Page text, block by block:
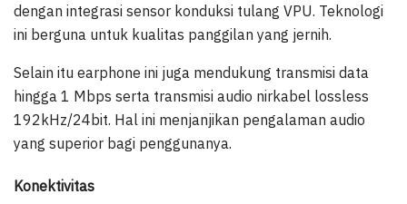
dengan integrasi sensor konduksi tulang VPU. Teknologi
ini berguna untuk kualitas panggilan yang jernih.
Selain itu earphone ini juga mendukung transmisi data
hingga 1 Mbps serta transmisi audio nirkabel lossless
192kHz/24bit. Hal ini menjanjikan pengalaman audio
yang superior bagi penggunanya.
Konektivitas